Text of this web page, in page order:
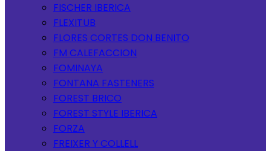
FISCHER IBERICA
FLEXITUB
FLORES CORTES DON BENITO
FM CALEFACCION
FOMINAYA
FONTANA FASTENERS
FOREST BRICO
FOREST STYLE IBERICA
FORZA
FREIXER Y COLLELL